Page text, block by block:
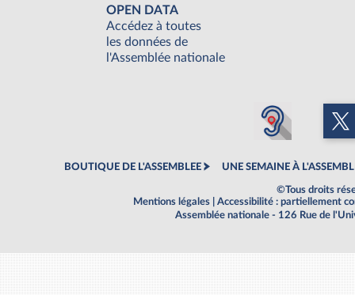
OPEN DATA
Accédez à toutes
les données de
l'Assemblée nationale
BOUTIQUE DE L'ASSEMBLEE UNE SEMAINE À
©Tous droits
Mentions légales
Accessibilité : partiellement
Assemblée nationale - 126 Rue de